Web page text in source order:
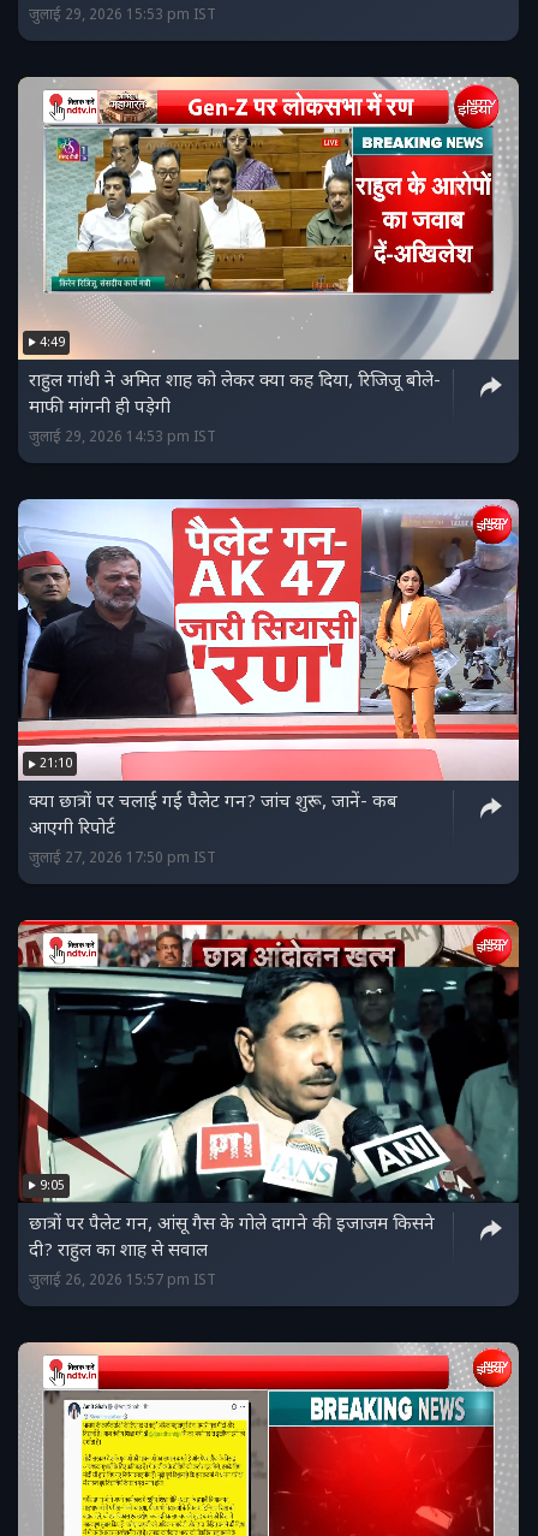
जुलाई 29, 2026 15:53 pm IST
4:49
राहुल गांधी ने अमित शाह को लेकर क्‍या कह दिया, रिजिजू बोले-
माफी मांगनी ही पड़ेगी
जुलाई 29, 2026 14:53 pm IST
21:10
क्‍या छात्रों पर चलाई गई पैलेट गन? जांच शुरू, जानें- कब
आएगी रिपोर्ट
जुलाई 27, 2026 17:50 pm IST
9:05
छात्रों पर पैलेट गन, आंसू गैस के गोले दागने की इजाजम किसने
दी? राहुल का शाह से सवाल
जुलाई 26, 2026 15:57 pm IST